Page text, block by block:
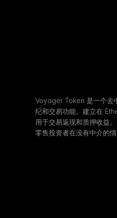
Voyager Token 是一个去
纪和交易功能。建立在
用于交易返现和质押收益
零售投资者在没有中介的